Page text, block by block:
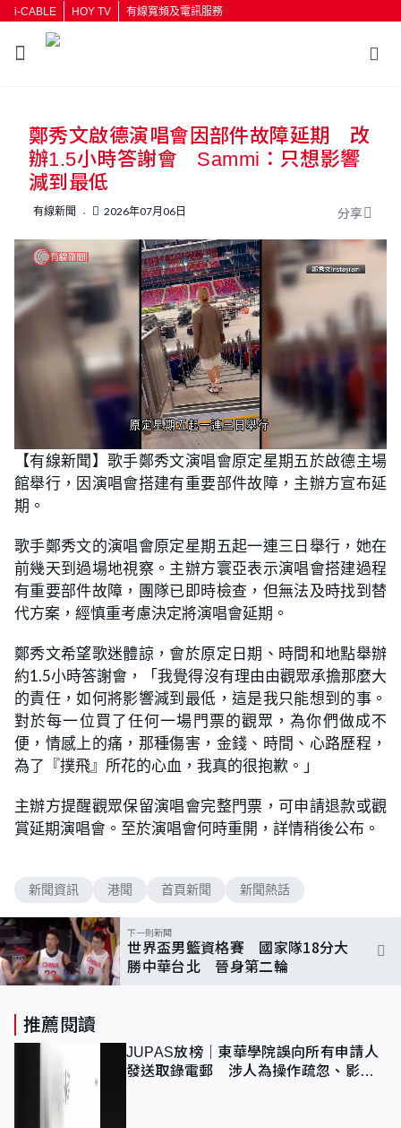
i-CABLE HOY TV 有線寬頻及電訊服務
按輸入鍵開始搜尋
鄭秀文啟德演唱會因部件故障延期 改
辦1.5小時答謝會 Sammi：只想影響
減到最低
有線新聞 2026年07月06日 分享
n
m
t
e
o
a
d
e
d
9
3
%
【有線新聞】歌手鄭秀文演唱會原定星期五於啟德主場
館舉行，因演唱會搭建有重要部件故障，主辦方宣布延
期。
歌手鄭秀文的演唱會原定星期五起一連三日舉行，她在
前幾天到過場地視察。主辦方寰亞表示演唱會搭建過程
有重要部件故障，團隊已即時檢查，但無法及時找到替
代方案，經慎重考慮決定將演唱會延期。
鄭秀文希望歌迷體諒，會於原定日期、時間和地點舉辦
約1.5小時答謝會，「我覺得沒有理由由觀眾承擔那麼大
的責任，如何將影響減到最低，這是我只能想到的事。
對於每一位買了任何一場門票的觀眾，為你們做成不
便，情感上的痛，那種傷害，金錢、時間、心路歷程，
為了『撲飛』所花的心血，我真的很抱歉。」
主辦方提醒觀眾保留演唱會完整門票，可申請退款或觀
賞延期演唱會。至於演唱會何時重開，詳情稍後公布。
新聞資訊 港聞 首頁新聞 新聞熱話
下一則新聞
世界盃男籃資格賽 國家隊18分大
勝中華台北 晉身第二輪
推薦閱讀
JUPAS放榜｜東華學院誤向所有申請人
發送取錄電郵 涉人為操作疏忽、影響